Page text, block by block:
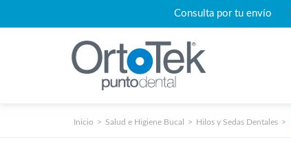
Consulta por tu envío
Inicio Salud e Higiene Bucal Hilos y Sedas Dentales